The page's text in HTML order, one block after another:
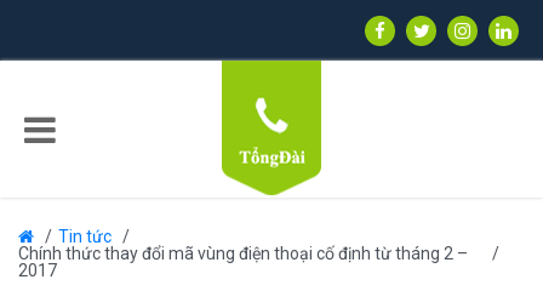
Tin tức
Chính thức thay đổi mã vùng điện thoại cố định từ tháng 2 –
2017